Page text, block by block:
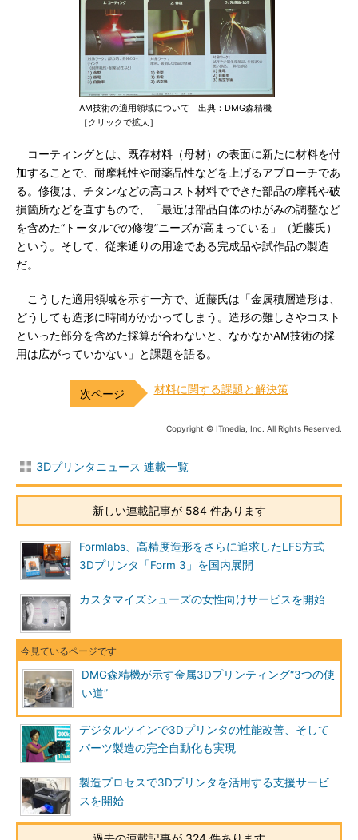
AM技術の適用領域について 出典：DMG森精機
［クリックで拡大］
コーティングとは、既存材料（母材）の表面に新たに材料を付
加することで、耐摩耗性や耐薬品性などを上げるアプローチであ
る。修復は、チタンなどの高コスト材料でできた部品の摩耗や破
損箇所などを直すもので、「最近は部品自体のゆがみの調整など
を含めた“トータルでの修復”ニーズが高まっている」（近藤氏）
という。そして、従来通りの用途である完成品や試作品の製造
だ。
こうした適用領域を示す一方で、近藤氏は「金属積層造形は、
どうしても造形に時間がかかってしまう。造形の難しさやコスト
といった部分を含めた採算が合わないと、なかなかAM技術の採
用は広がっていかない」と課題を語る。
材料に関する課題と解決策
Copyright © ITmedia, Inc. All Rights Reserved.
3Dプリンタニュース 連載一覧
新しい連載記事が 584 件あります
Formlabs、高精度造形をさらに追求したLFS方式
3Dプリンタ「Form 3」を国内展開
カスタマイズシューズの女性向けサービスを開始
DMG森精機が示す金属3Dプリンティング“3つの使
い道”
デジタルツインで3Dプリンタの性能改善、そして
パーツ製造の完全自動化も実現
製造プロセスで3Dプリンタを活用する支援サービ
スを開始